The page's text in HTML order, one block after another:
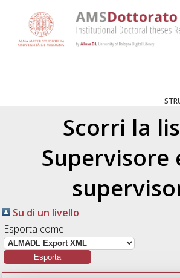
Scorri la
Supervisore
Su di un livello
Esporta come